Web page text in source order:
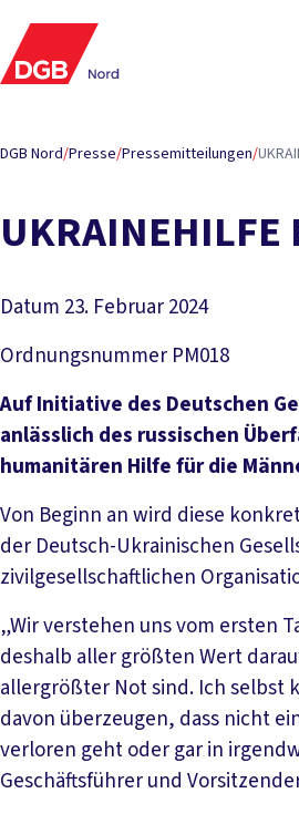
DGB Nord/Presse/Pressemitteilungen/
Datum 23. Februar 2024
Ordnungsnummer PM018
Auf Initiative des Deutschen
anlässlich des russischen
humanitären Hilfe für die
Von Beginn an wird diese
der Deutsch-Ukrainischen
zivilgesellschaftlichen
„Wir verstehen uns vom ersten
deshalb aller größten Wert
allergrößter Not sind. Ich selbst
davon überzeugen, dass nicht
verloren geht oder gar in
Geschäftsführer und